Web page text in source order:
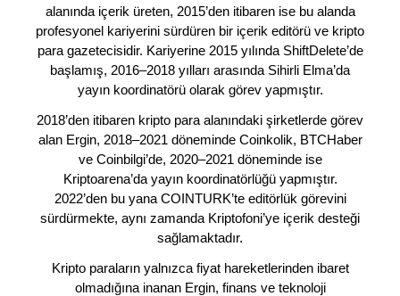
alanında içerik üreten, 2015’den itibaren ise bu alanda
profesyonel kariyerini sürdüren bir içerik editörü ve kripto
para gazetecisidir. Kariyerine 2015 yılında ShiftDelete’de
başlamış, 2016–2018 yılları arasında Sihirli Elma’da
yayın koordinatörü olarak görev yapmıştır.
2018’den itibaren kripto para alanındaki şirketlerde görev
alan Ergin, 2018–2021 döneminde Coinkolik, BTCHaber
ve Coinbilgi’de, 2020–2021 döneminde ise
Kriptoarena’da yayın koordinatörlüğü yapmıştır.
2022’den bu yana COINTURK’te editörlük görevini
sürdürmekte, aynı zamanda Kriptofoni’ye içerik desteği
sağlamaktadır.
Kripto paraların yalnızca fiyat hareketlerinden ibaret
olmadığına inanan Ergin, finans ve teknoloji